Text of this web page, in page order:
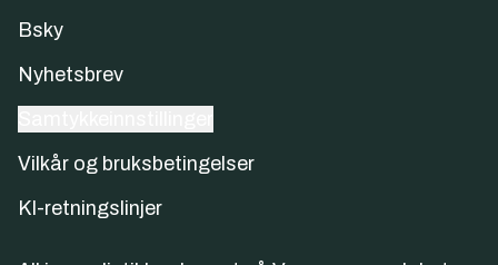
Bsky
Nyhetsbrev
Vilkår og bruksbetingelser
KI-retningslinjer